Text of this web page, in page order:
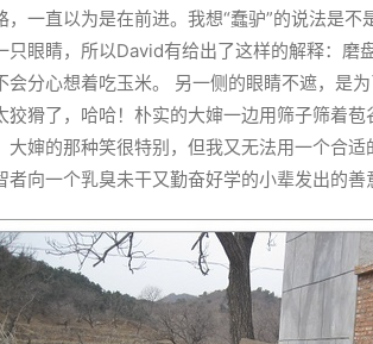
，一直以为是在前进。我想“蠢驴”的说法是不
只眼睛，所以David有给出了这样的解释：磨
会分心想着吃玉米。 另一侧的眼睛不遮，是
狡猾了，哈哈！朴实的大婶一边用筛子筛着
大婶的那种笑很特别，但我又无法用一个合
者向一个乳臭未干又勤奋好学的小辈发出的善